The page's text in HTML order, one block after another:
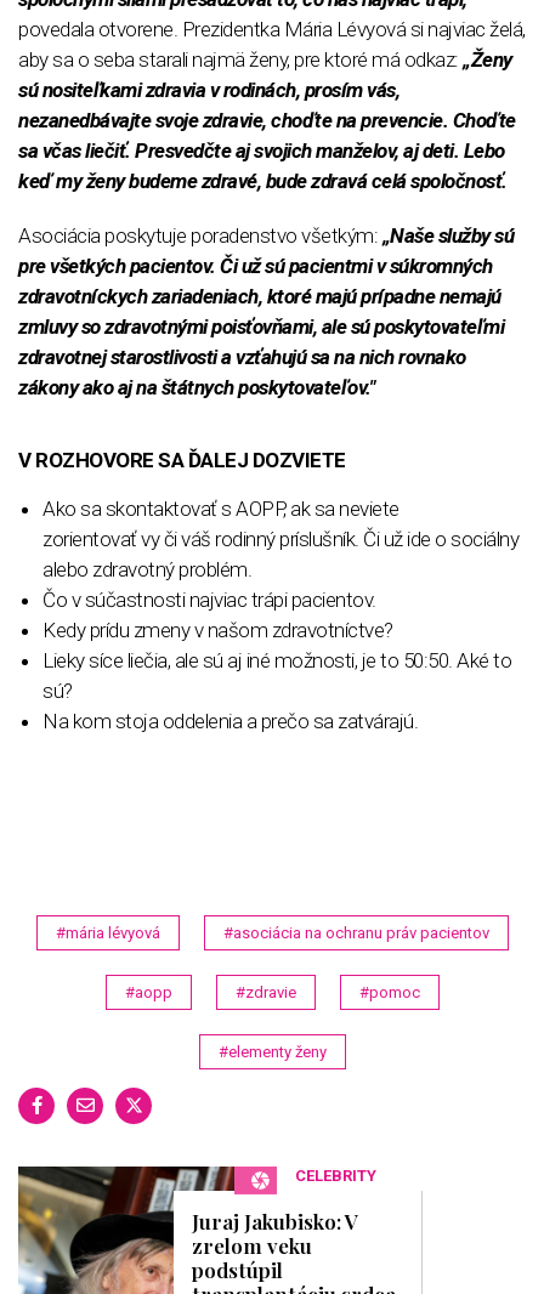
povedala otvorene. Prezidentka Mária Lévyová si najviac želá,
aby sa o seba starali najmä ženy, pre ktoré má odkaz: „Ženy
sú nositeľkami zdravia v rodinách, prosím vás,
nezanedbávajte svoje zdravie, choďte na prevencie. Choďte
sa včas liečiť. Presvedčte aj svojich manželov, aj deti. Lebo
keď my ženy budeme zdravé, bude zdravá celá spoločnosť.
Asociácia poskytuje poradenstvo všetkým: „Naše služby sú
pre všetkých pacientov. Či už sú pacientmi v súkromných
zdravotníckych zariadeniach, ktoré majú prípadne nemajú
zmluvy so zdravotnými poisťovňami, ale sú poskytovateľmi
zdravotnej starostlivosti a vzťahujú sa na nich rovnako
zákony ako aj na štátnych poskytovateľov."
V ROZHOVORE SA ĎALEJ DOZVIETE​
Ako sa skontaktovať s AOPP, ak sa neviete
zorientovať vy či váš rodinný príslušník. Či už ide o sociálny
alebo zdravotný problém.
Čo v súčastnosti najviac trápi pacientov.
Kedy prídu zmeny v našom zdravotníctve?
Lieky síce liečia, ale sú aj iné možnosti, je to 50:50. Aké to
sú?
Na kom stoja oddelenia a prečo sa zatvárajú.
e
c
o
d
s
#mária lévyová #asociácia na ochranu práv pacientov
#aopp #zdravie #pomoc
#elementy ženy
CELEBRITY
Juraj Jakubisko: V
zrelom veku
podstúpil